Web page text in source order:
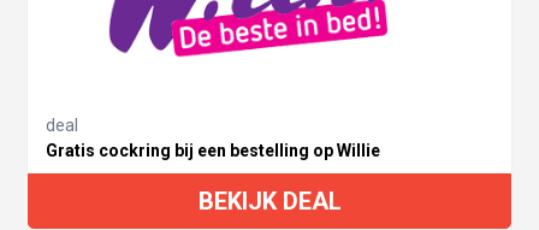
deal
Gratis cockring bij een bestelling op Willie
BEKIJK DEAL